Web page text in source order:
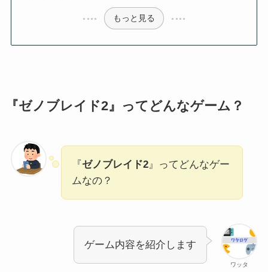
もっと見る
『ゼノブレイド2』 ってどんなゲーム？
『ゼノブレイド2』ってどんなゲー
ムなの？
ワッタ
ゲーム内容を紹介します